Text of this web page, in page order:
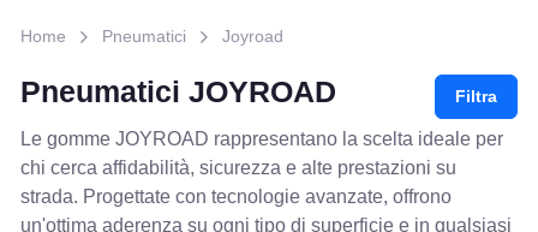
Home Pneumatici Joyroad
Pneumatici JOYROAD Filtra
Le gomme JOYROAD rappresentano la scelta ideale per
chi cerca affidabilità, sicurezza e alte prestazioni su
strada. Progettate con tecnologie avanzate, offrono
un'ottima aderenza su ogni tipo di superficie e in qualsiasi